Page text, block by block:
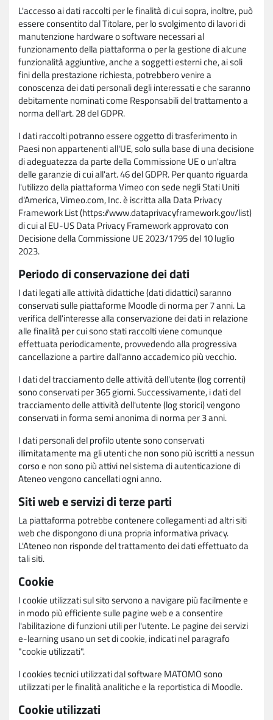
L'accesso ai dati raccolti per le finalità di cui sopra, inoltre, può
essere consentito dal Titolare, per lo svolgimento di lavori di
manutenzione hardware o software necessari al
funzionamento della piattaforma o per la gestione di alcune
funzionalità aggiuntive, anche a soggetti esterni che, ai soli
fini della prestazione richiesta, potrebbero venire a
conoscenza dei dati personali degli interessati e che saranno
debitamente nominati come Responsabili del trattamento a
norma dell'art. 28 del GDPR.
I dati raccolti potranno essere oggetto di trasferimento in
Paesi non appartenenti all'UE, solo sulla base di una decisione
di adeguatezza da parte della Commissione UE o un'altra
delle garanzie di cui all'art. 46 del GDPR. Per quanto riguarda
l'utilizzo della piattaforma Vimeo con sede negli Stati Uniti
d'America, Vimeo.com, Inc. è iscritta alla Data Privacy
Framework List (https://www.dataprivacyframework.gov/list)
di cui al EU-US Data Privacy Framework approvato con
Decisione della Commissione UE 2023/1795 del 10 luglio
2023.
Periodo di conservazione dei dati
I dati legati alle attività didattiche (dati didattici) saranno
conservati sulle piattaforme Moodle di norma per 7 anni. La
verifica dell'interesse alla conservazione dei dati in relazione
alle finalità per cui sono stati raccolti viene comunque
effettuata periodicamente, provvedendo alla progressiva
cancellazione a partire dall'anno accademico più vecchio.
I dati del tracciamento delle attività dell'utente (log correnti)
sono conservati per 365 giorni. Successivamente, i dati del
tracciamento delle attività dell'utente (log storici) vengono
conservati in forma semi anonima di norma per 3 anni.
I dati personali del profilo utente sono conservati
illimitatamente ma gli utenti che non sono più iscritti a nessun
corso e non sono più attivi nel sistema di autenticazione di
Ateneo vengono cancellati ogni anno.
Siti web e servizi di terze parti
La piattaforma potrebbe contenere collegamenti ad altri siti
web che dispongono di una propria informativa privacy.
L'Ateneo non risponde del trattamento dei dati effettuato da
tali siti.
Cookie
I cookie utilizzati sul sito servono a navigare più facilmente e
in modo più efficiente sulle pagine web e a consentire
l'abilitazione di funzioni utili per l'utente. Le pagine dei servizi
e-learning usano un set di cookie, indicati nel paragrafo
"cookie utilizzati".
I cookies tecnici utilizzati dal software MATOMO sono
utilizzati per le finalità analitiche e la reportistica di Moodle.
Cookie utilizzati